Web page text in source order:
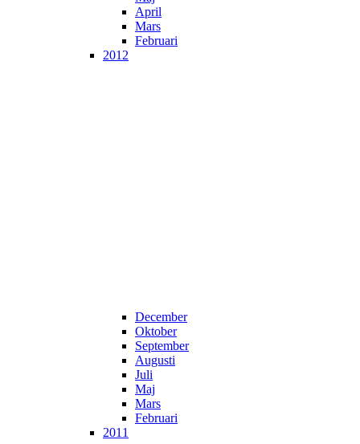
April
Mars
Februari
2012
December
Oktober
September
Augusti
Juli
Maj
Mars
Februari
2011